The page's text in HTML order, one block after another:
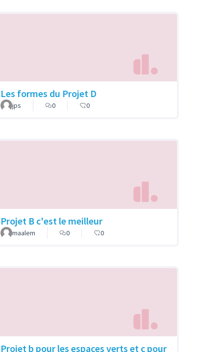
Les formes du Projet D
jps 0 0
Projet B c'est le meilleur
maalem 0 0
Projet b pour les espaces verts et c pour